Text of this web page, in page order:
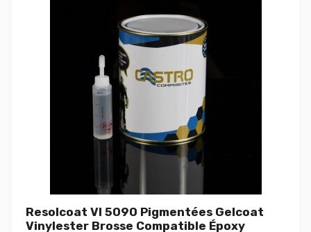
Resolcoat VI 5090 Pigmentées Gelcoat
Vinylester Brosse Compatible Époxy